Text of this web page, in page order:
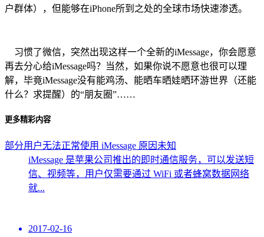
户群体），但能够在iPhone所到之处的全球市场快速渗透。
习惯了微信，突然出现这样一个全新的iMessage，你会愿意
再去分心给iMessage吗？当然，如果你说不愿意也很可以理
解，毕竟iMessage没有能鸡汤、能晒车晒娃晒环游世界（还能
什么？求提醒）的“朋友圈”……
更多精彩内容
部分用户无法正常使用 iMessage 原因未知
iMessage 是苹果公司推出的即时通信服务，可以发送短
信、视频等，用户仅需要通过 WiFi 或者蜂窝数据网络
就...
2017-02-16